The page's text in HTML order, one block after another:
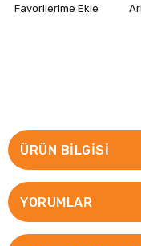
ÜRÜN BILGISI
YORUMLAR